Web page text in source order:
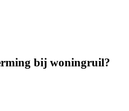
bij woningruil?